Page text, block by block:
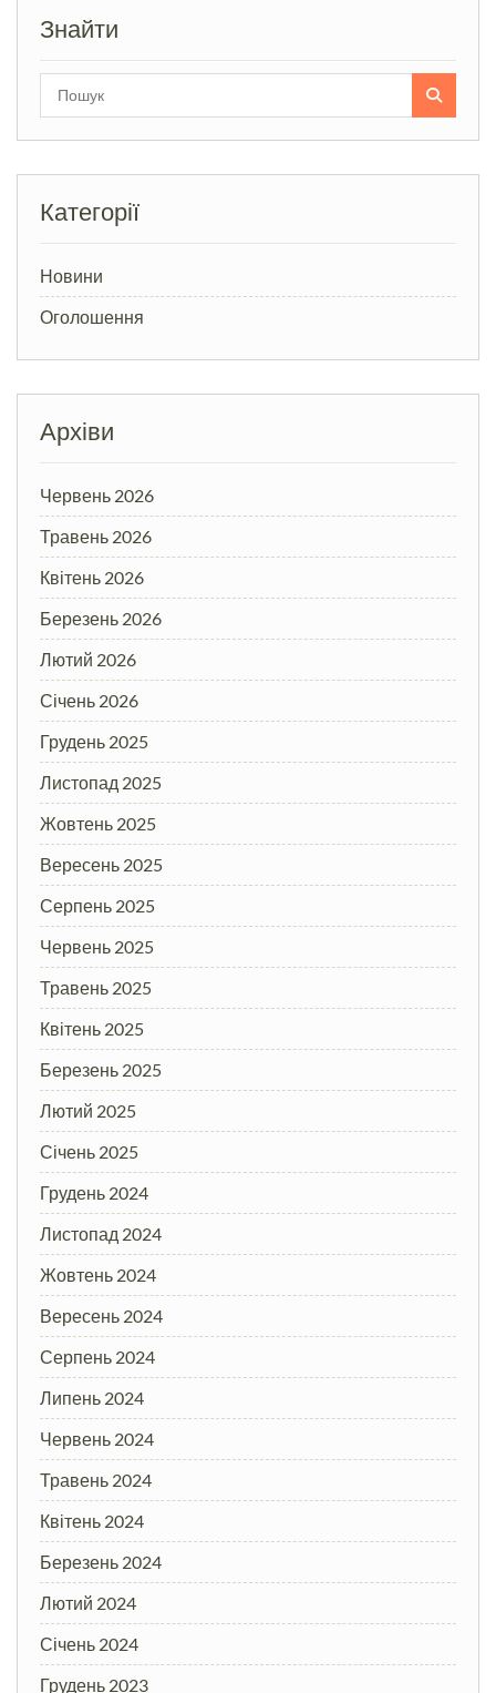
Знайти
Категорії
Новини
Оголошення
Архіви
Червень 2026
Травень 2026
Квітень 2026
Березень 2026
Лютий 2026
Січень 2026
Грудень 2025
Листопад 2025
Жовтень 2025
Вересень 2025
Серпень 2025
Червень 2025
Травень 2025
Квітень 2025
Березень 2025
Лютий 2025
Січень 2025
Грудень 2024
Листопад 2024
Жовтень 2024
Вересень 2024
Серпень 2024
Липень 2024
Червень 2024
Травень 2024
Квітень 2024
Березень 2024
Лютий 2024
Січень 2024
Грудень 2023